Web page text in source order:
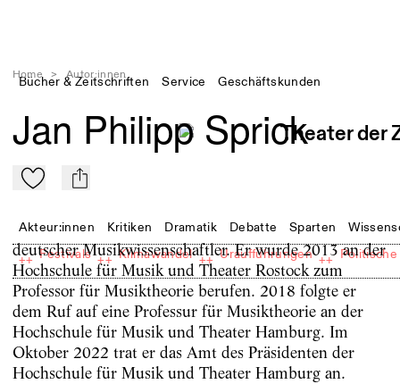
Bücher & Zeitschriften Service Geschäftskunden
Akteur:innen Kritiken Dramatik Debatte Sparten
++ Festivals ++ Klimawandel ++ Uraufführungen ++
Home > Autor:innen
Jan Philipp Sprick
Zu Mein-TdZ hinzufügen
mail
deutscher Musikwissenschaftler. Er wurde 2013 an der
Hochschule für Musik und Theater Rostock zum
Professor für Musiktheorie berufen. 2018 folgte er
dem Ruf auf eine Professur für Musiktheorie an der
Hochschule für Musik und Theater Hamburg. Im
Oktober 2022 trat er das Amt des Präsidenten der
Hochschule für Musik und Theater Hamburg an.